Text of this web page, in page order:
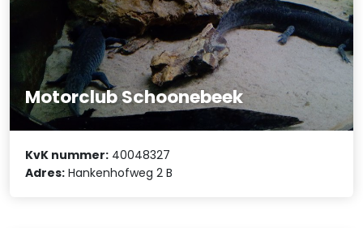
Motorclub Schoonebeek
KvK nummer: 40048327
Adres: Hankenhofweg 2 B